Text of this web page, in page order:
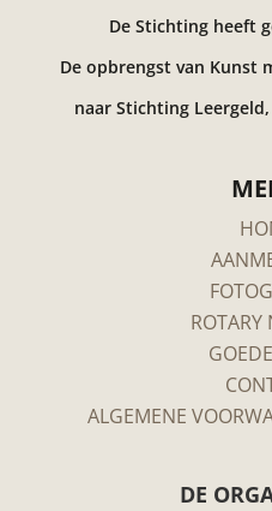
De Stichting heeft
De opbrengst van Kunst
naar Stichting
ROTARY
ALGEMENE
DE